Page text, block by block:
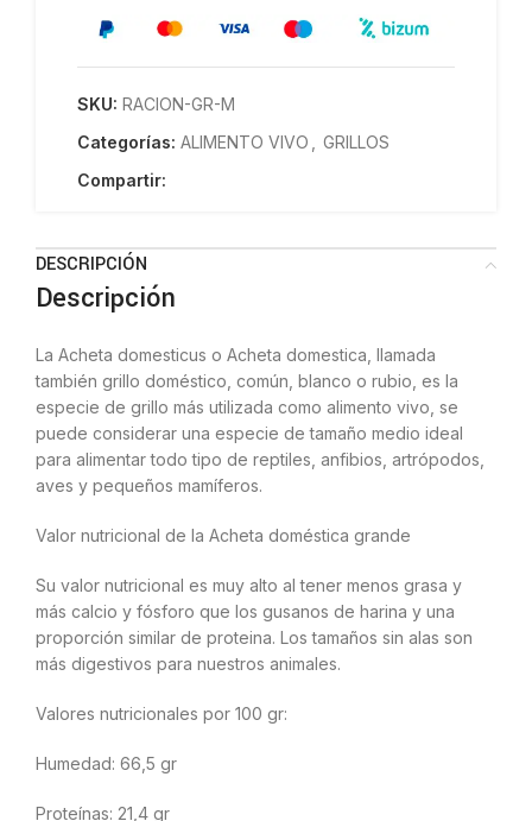
SKU: RACION-GR-M
Categorías: ALIMENTO VIVO
GRILLOS
Compartir:
DESCRIPCIÓN
Descripción
La Acheta domesticus o Acheta domestica, llamada
también grillo doméstico, común, blanco o rubio, es la
especie de grillo más utilizada como alimento vivo, se
puede considerar una especie de tamaño medio ideal
para alimentar todo tipo de reptiles, anfibios, artrópodos,
aves y pequeños mamíferos.
Valor nutricional de la Acheta doméstica grande
Su valor nutricional es muy alto al tener menos grasa y
más calcio y fósforo que los gusanos de harina y una
proporción similar de proteina. Los tamaños sin alas son
más digestivos para nuestros animales.
Valores nutricionales por 100 gr:
Humedad: 66,5 gr
Proteínas: 21,4 gr